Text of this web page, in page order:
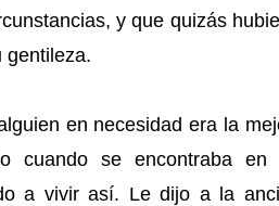
y que quizás
gentileza.
en necesidad era la
cuando se encontraba en
a vivir así. Le dijo a la